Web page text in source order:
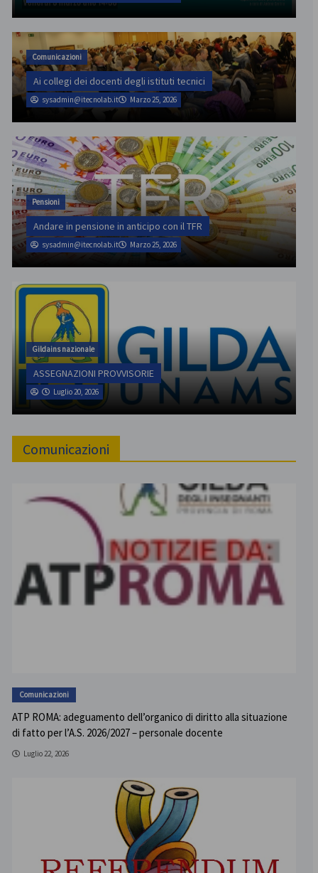
Comunicazioni
Ai collegi dei docenti degli istituti tecnici
sysadmin@itecnolab.it Marzo 25, 2026
Pensioni
Andare in pensione in anticipo con il TFR
sysadmin@itecnolab.it Marzo 25, 2026
Gildains nazionale
ASSEGNAZIONI PROVVISORIE
Luglio 20, 2026
Comunicazioni
Comunicazioni
ATP ROMA: adeguamento dell’organico di diritto alla situazione
di fatto per l’A.S. 2026/2027 – personale docente
Luglio 22, 2026